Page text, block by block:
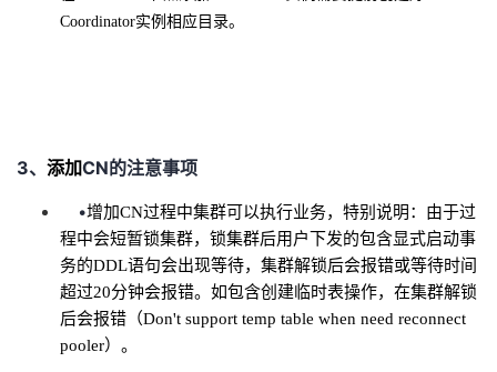
动
关
的
我
Programs
Coordinator实例相应目录。
3、 添加CN的注意事项
•增加CN过程中集群可以执行业务，特别说明：由于过
程中会短暂锁集群，锁集群后用户下发的包含显式启动事
务的DDL语句会出现等待，集群解锁后会报错或等待时间
超过20分钟会报错。如包含创建临时表操作，在集群解锁
后会报错（Don't support temp table when need reconnect
pooler）。